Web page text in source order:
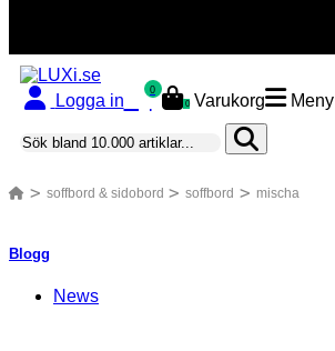
Logga in
0
0 Varukorg Meny
soffbord & sidobord soffbord mischa
Blogg
News